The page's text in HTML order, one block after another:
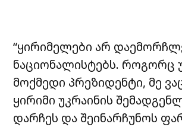
“ყირიმელები არ
ნაციონალისტებს. როგორც
მოქმედი პრეზიდენტი, მე
ყირიმი უკრაინის
დარჩეს და შეინარჩუნოს